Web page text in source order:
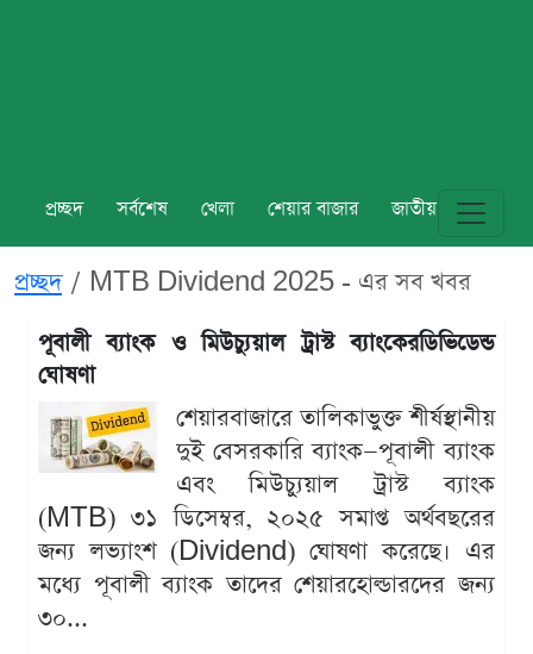
প্রচ্ছদ সর্বশেষ খেলা শেয়ার বাজার জাতীয় বিশ্ব
প্রচ্ছদ MTB Dividend 2025 - এর সব খবর
পূবালী ব্যাংক ও মিউচ্যুয়াল ট্রাস্ট ব্যাংকেরডিভিডেন্ড
ঘোষণা
শেয়ারবাজারে তালিকাভুক্ত শীর্ষস্থানীয়
দুই বেসরকারি ব্যাংক—পূবালী ব্যাংক
এবং মিউচ্যুয়াল ট্রাস্ট ব্যাংক
(MTB) ৩১ ডিসেম্বর, ২০২৫ সমাপ্ত অর্থবছরের
জন্য লভ্যাংশ (Dividend) ঘোষণা করেছে। এর
মধ্যে পূবালী ব্যাংক তাদের শেয়ারহোল্ডারদের জন্য
৩০...